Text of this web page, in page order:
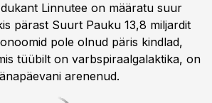
Linnutee on määratu suur
pärast Suurt Pauku 13,8 miljardit
pole olnud päris kindlad,
tüübilt on varbspiraalgalaktika, on
arenenud.